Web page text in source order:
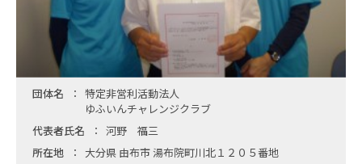
団体名
特定非営利活動法人
ゆふいんチャレンジクラブ
代表者氏名
河野 福三
所在地
大分県 由布市 湯布院町川北１２０５番地